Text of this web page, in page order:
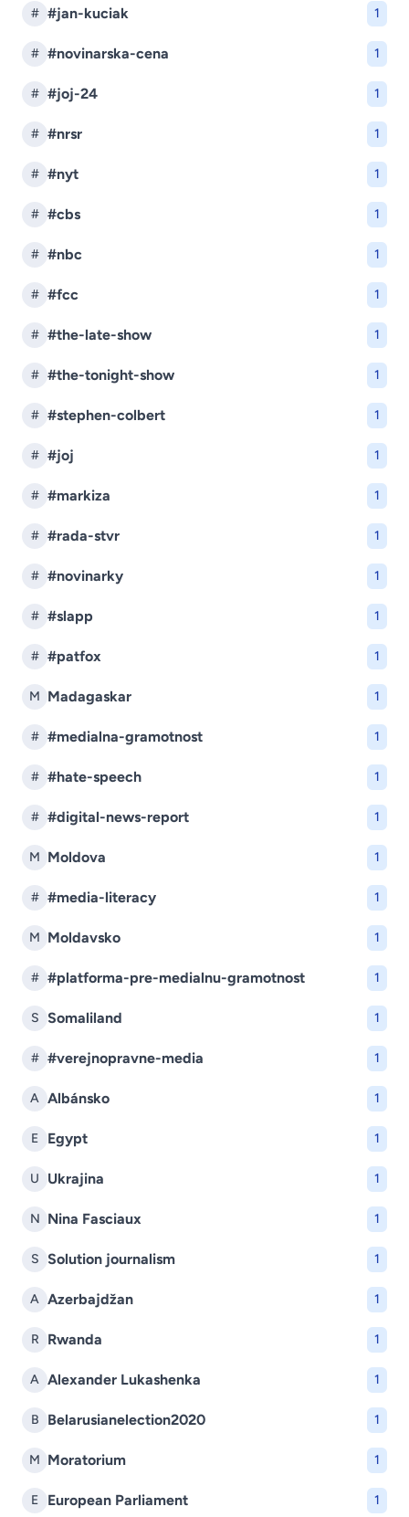
# #jan-kuciak 1
# #novinarska-cena 1
# #joj-24 1
# #nrsr 1
# #nyt 1
# #cbs 1
# #nbc 1
# #fcc 1
# #the-late-show 1
# #the-tonight-show 1
# #stephen-colbert 1
# #joj 1
# #markiza 1
# #rada-stvr 1
# #novinarky 1
# #slapp 1
# #patfox 1
M Madagaskar 1
# #medialna-gramotnost 1
# #hate-speech 1
# #digital-news-report 1
M Moldova 1
# #media-literacy 1
M Moldavsko 1
# #platforma-pre-medialnu-gramotnost 1
S Somaliland 1
# #verejnopravne-media 1
A Albánsko 1
E Egypt 1
U Ukrajina 1
N Nina Fasciaux 1
S Solution journalism 1
A Azerbajdžan 1
R Rwanda 1
A Alexander Lukashenka 1
B Belarusianelection2020 1
M Moratorium 1
E European Parliament 1